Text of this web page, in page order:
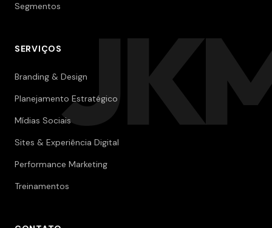
Segmentos
SERVIÇOS
Branding & Design
Planejamento Estratégico
Mídias Sociais
Sites & Experiência Digital
Performance Marketing
Treinamentos